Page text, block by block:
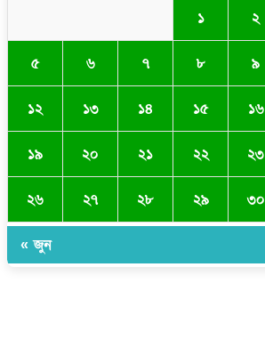
১ ২
৫ ৬ ৭ ৮ ৯
১২ ১৩ ১৪ ১৫ ১৬
১৯ ২০ ২১ ২২ ২৩
২৬ ২৭ ২৮ ২৯ ৩০
« জুন